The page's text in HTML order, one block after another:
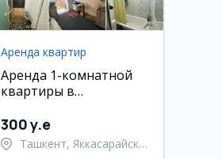
Аренда квартир
Аренда 1-комнатной
квартиры в
300 y.e
Ташкент, Яккасарайский